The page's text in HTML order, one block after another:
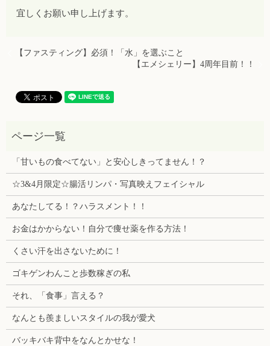
宜しくお願い申し上げます。
【ファスティング】必須！「水」を選ぶこと
【エメシェリー】4周年目前！！
「甘いもの食べてない」と安心しきってません！？
☆3&4月限定☆腸活リンパ・写真映えフェイシャル
あなたしてる！？ハラスメント！！
お金はかからない！自分で痩せ薬を作る方法！
くさい汗を出さないために！
ゴキゲンわんこと歩数稼ぎの私
それ、「食事」言える？
なんとも羨ましいスタイルの我が愛犬
バッキバキ背中をなんとかせな！